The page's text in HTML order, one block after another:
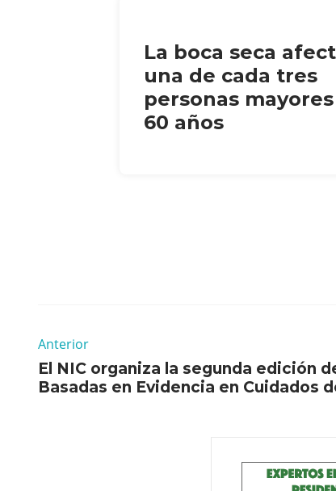
La boca seca
una de cada tres
personas
60 años
Anterior
El NIC organiza la segunda edición
Basadas en Evidencia en Cuidados